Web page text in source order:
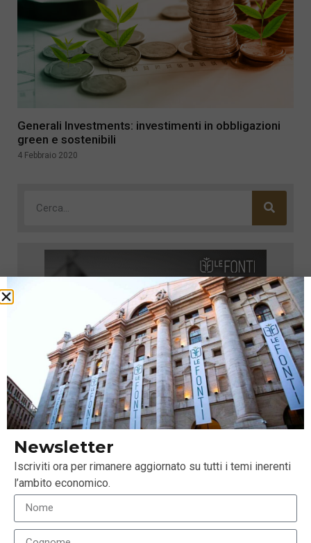
Generali Investments: investimenti in obbligazioni
green e sostenibili
4 Febbraio 2020
Newsletter
Iscriviti ora per rimanere aggiornato su tutti i temi inerenti
l’ambito economico.